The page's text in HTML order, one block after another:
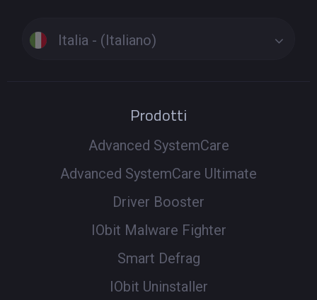
Italia - (Italiano)
Prodotti
Advanced SystemCare
Advanced SystemCare Ultimate
Driver Booster
IObit Malware Fighter
Smart Defrag
IObit Uninstaller